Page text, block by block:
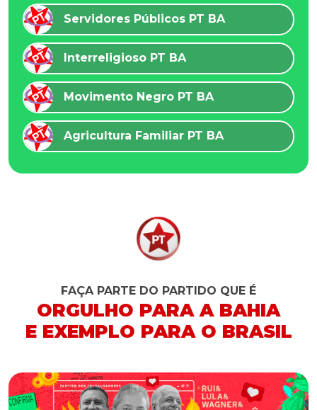
Servidores Públicos PT BA
Interreligioso PT BA
Movimento Negro PT BA
Agricultura Familiar PT BA
FAÇA PARTE DO PARTIDO QUE É
ORGULHO PARA A BAHIA
E EXEMPLO PARA O BRASIL